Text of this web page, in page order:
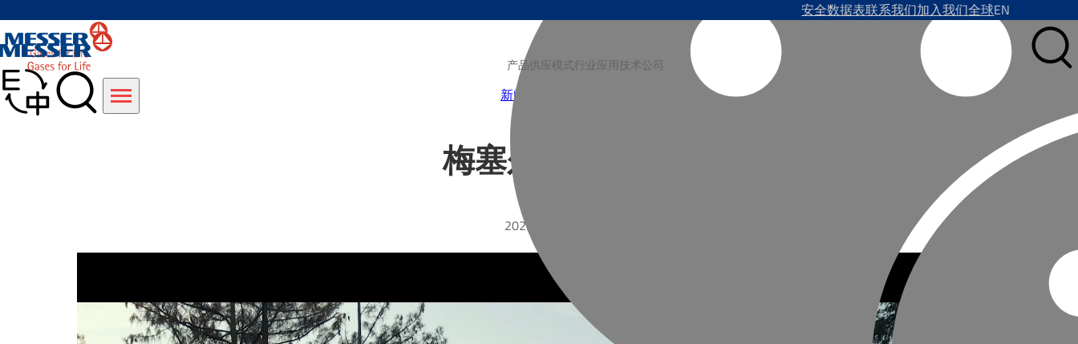
安全数据表联系我们加入我们全球EN
产品供应模式行业应用技术公司
新闻
梅塞尔价值观
2025-08-08